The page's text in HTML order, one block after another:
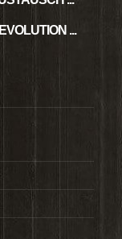
...